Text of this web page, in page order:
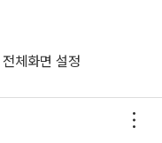
체화면 설정